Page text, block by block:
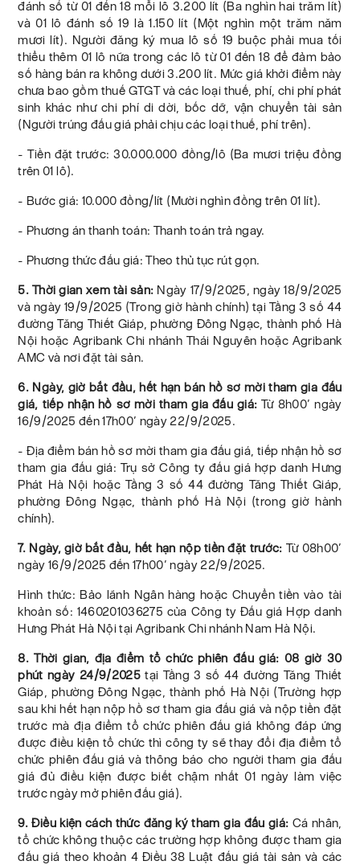
đánh số từ 01 đến 18 mỗi lô 3.200 lít (Ba nghìn hai trăm lít)
và 01 lô đánh số 19 là 1.150 lít (Một nghìn một trăm năm
mươi lít). Người đăng ký mua lô số 19 buộc phải mua tối
thiểu thêm 01 lô nữa trong các lô từ 01 đến 18 để đảm bảo
số hàng bán ra không dưới 3.200 lít. Mức giá khởi điểm này
chưa bao gồm thuế GTGT và các loại thuế, phí, chi phí phát
sinh khác như chi phí di dời, bốc dỡ, vận chuyển tài sản
(Người trúng đấu giá phải chịu các loại thuế, phí trên).
- Tiền đặt trước: 30.000.000 đồng/lô (Ba mươi triệu đồng
trên 01 lô).
- Bước giá: 10.000 đồng/lít (Mười nghìn đồng trên 01 lít).
- Phương án thanh toán: Thanh toán trả ngay.
- Phương thức đấu giá: Theo thủ tục rút gọn.
5. Thời gian xem tài sản: Ngày 17/9/2025, ngày 18/9/2025
và ngày 19/9/2025 (Trong giờ hành chính) tại Tầng 3 số 44
đường Tăng Thiết Giáp, phường Đông Ngạc, thành phố Hà
Nội hoặc Agribank Chi nhánh Thái Nguyên hoặc Agribank
AMC và nơi đặt tài sản.
6. Ngày, giờ bắt đầu, hết hạn bán hồ sơ mời tham gia đấu
giá, tiếp nhận hồ sơ mời tham gia đấu giá:Từ 8h00’ ngày
16/9/2025 đến 17h00’ ngày 22/9/2025.
- Địa điểm bán hồ sơ mời tham gia đấu giá, tiếp nhận hồ sơ
tham gia đấu giá: Trụ sở Công ty đấu giá hợp danh Hưng
Phát Hà Nội hoặc Tầng 3 số 44 đường Tăng Thiết Giáp,
phường Đông Ngạc, thành phố Hà Nội (trong giờ hành
chính).
7. Ngày, giờ bắt đầu, hết hạn nộp tiền đặt trước: Từ 08h00’
ngày 16/9/2025 đến 17h00’ ngày 22/9/2025.
Hình thức: Bảo lãnh Ngân hàng hoặc Chuyển tiền vào tài
khoản số: 1460201036275 của Công ty Đấu giá Hợp danh
Hưng Phát Hà Nội tại Agribank Chi nhánh Nam Hà Nội.
8. Thời gian, địa điểm tổ chức phiên đấu giá: 08 giờ 30
phút ngày 24/9/2025tại Tầng 3 số 44 đường Tăng Thiết
Giáp, phường Đông Ngạc, thành phố Hà Nội (Trường hợp
sau khi hết hạn nộp hồ sơ tham gia đấu giá và nộp tiền đặt
trước mà địa điểm tổ chức phiên đấu giá không đáp ứng
được điều kiện tổ chức thì công ty sẽ thay đổi địa điểm tổ
chức phiên đấu giá và thông báo cho người tham gia đấu
giá đủ điều kiện được biết chậm nhất 01 ngày làm việc
trước ngày mở phiên đấu giá).
9. Điều kiện cách thức đăng ký tham gia đấu giá: Cá nhân,
tổ chức không thuộc các trường hợp không được tham gia
đấu giá theo khoản 4 Điều 38 Luật đấu giá tài sản và các